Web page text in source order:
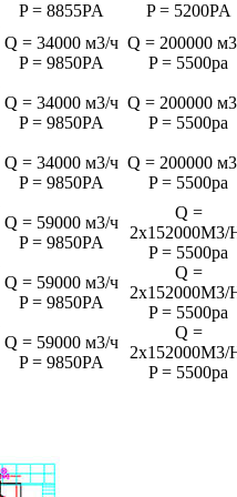
P = 8855PA
P = 5200PA
Q = 34000 м3/ч
P = 9850PA
Q = 200000
P = 5500pa
Q = 34000 м3/ч
P = 9850PA
Q = 200000
P = 5500pa
Q = 34000 м3/ч
P = 9850PA
Q = 200000
P = 5500pa
Q = 59000 м3/ч
P = 9850PA
Q =
2x152000M3/
P = 5500pa
Q = 59000 м3/ч
P = 9850PA
Q =
2x152000M3/
P = 5500pa
Q = 59000 м3/ч
P = 9850PA
Q =
2x152000M3/
P = 5500pa